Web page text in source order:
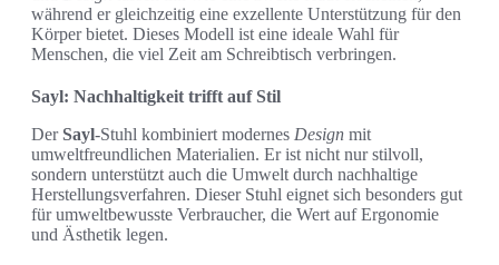
während er gleichzeitig eine exzellente Unterstützung für den
Körper bietet. Dieses Modell ist eine ideale Wahl für
Menschen, die viel Zeit am Schreibtisch verbringen.
Sayl: Nachhaltigkeit trifft auf Stil
DerSayl-Stuhl kombiniert modernes Design mit
umweltfreundlichen Materialien. Er ist nicht nur stilvoll,
sondern unterstützt auch die Umwelt durch nachhaltige
Herstellungsverfahren. Dieser Stuhl eignet sich besonders gut
für umweltbewusste Verbraucher, die Wert auf Ergonomie
und Ästhetik legen.